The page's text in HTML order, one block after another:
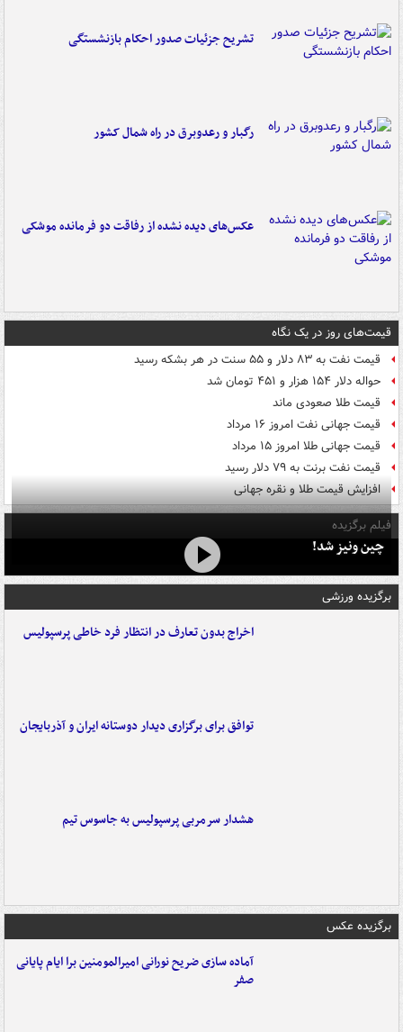
تشریح جزئیات صدور احکام بازنشستگی
رگبار و رعدوبرق در راه شمال کشور
عکس‌های دیده نشده از رفاقت دو فرمانده‌ موشکی
قیمت‌های روز در یک نگاه
قیمت نفت به ۸۳ دلار و ۵۵ سنت در هر بشکه رسید
حواله دلار ۱۵۴ هزار و ۴۵۱ تومان شد
قیمت طلا صعودی ماند
قیمت جهانی نفت امروز ۱۶ مرداد
قیمت جهانی طلا امروز ۱۵ مرداد
قیمت نفت برنت به ۷۹ دلار رسید
افزایش قیمت طلا و نقره جهانی
فیلم برگزیده
چین ونیز شد!
برگزیده ورزشی
اخراج بدون تعارف در انتظار فرد خاطی پرسپولیس
توافق برای برگزاری دیدار دوستانه ایران و آذربایجان
هشدار سرمربی پرسپولیس به جاسوس تیم
برگزیده عکس
آماده سازی ضریح نورانی امیرالمومنین برا ایام پایانی
صفر